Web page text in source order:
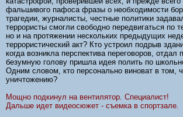
фальшивого пафоса фразы о необходимости
трагедии, журналисты, честные политики
террористы смогли свободно передвигаться по
но и на протяжении нескольких предыдущих
террористический акт? Кто устроил подрыв
когда возникла перспектива переговоров,
безумную голову пришла идея полить по
Одним словом, кто персонально виноват в том,
уничтожению?
Мощно подкинул на вентилятор. Специалист!
Дальше идет видеосюжет - съемка в спортзале.